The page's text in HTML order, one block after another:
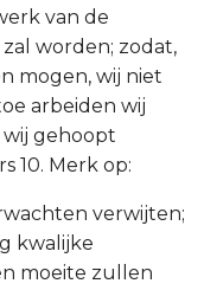
van de
worden; zodat,
mogen, wij niet
arbeiden wij
gehoopt
10. Merk op:
verwijten;
kwalijke
moeite zullen